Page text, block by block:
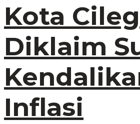
Kota
Diklaim
Inflasi